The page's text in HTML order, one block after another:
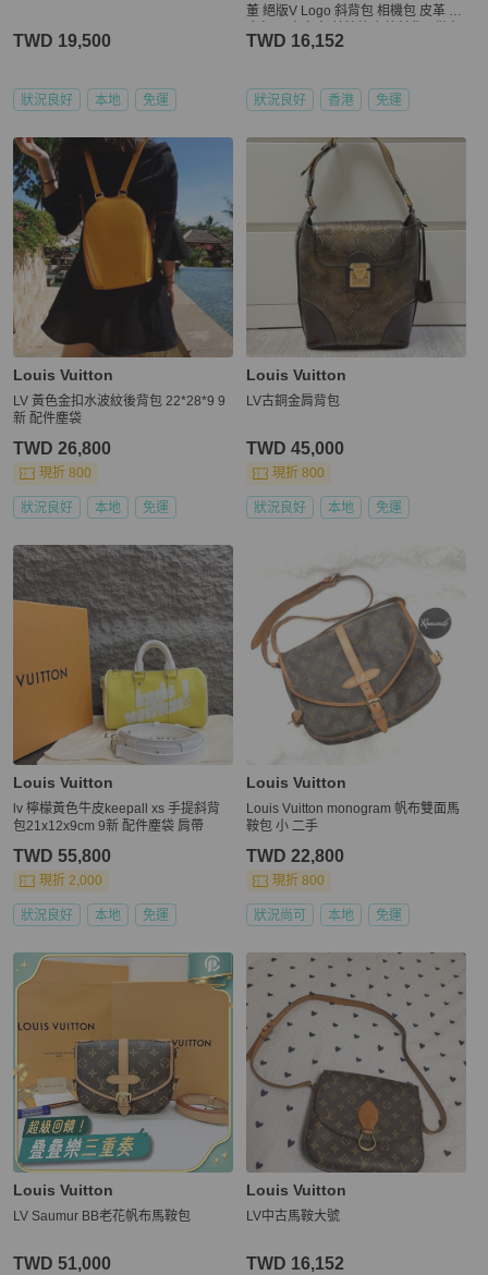
TWD 19,500
狀況良好 本地 免運
董 絕版V Logo 斜背包 相機包 皮革 中
TWD 16,152
狀況良好 香港 免運
Louis Vuitton
LV 黃色金扣水波紋後背包 22*28*9 9
新 配件塵袋
TWD 26,800
現折 800
狀況良好 本地 免運
Louis Vuitton
LV古銅金肩背包
TWD 45,000
現折 800
狀況良好 本地 免運
Louis Vuitton
lv 檸檬黃色牛皮keepall xs 手提斜背
包21x12x9cm 9新 配件塵袋 肩帶
TWD 55,800
現折 2,000
狀況良好 本地 免運
Louis Vuitton
Louis Vuitton monogram 帆布雙面馬
鞍包 小 二手
TWD 22,800
現折 800
狀況尚可 本地 免運
Louis Vuitton
LV Saumur BB老花帆布馬鞍包
TWD 51,000
Louis Vuitton
LV中古馬鞍大號
TWD 16,152